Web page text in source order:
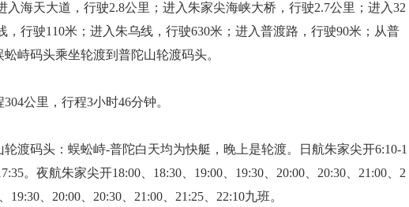
海天大道，行驶2.8公里；进入朱家尖海峡大桥，行驶2.7公里；进入32
，行驶110米；进入朱乌线，行驶630米；进入普渡路，行驶90米；从普
峙码头乘坐轮渡到普陀山轮渡码头。
公里，行程3小时46分钟。
渡码头：蜈蚣峙-普陀白天均为快艇，晚上是轮渡。日航朱家尖开6:10-1
。夜航朱家尖开18:00、18:30、19:00、19:30、20:00、20:30、21:00、2
、20:00、20:30、21:00、21:25、22:10九班。